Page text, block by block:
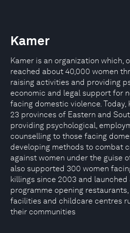
Kamer
Kamer is an organization which,
reached about 40,000 women
raising activities and providing
economic and legal support for
facing domestic violence. Today,
23 provinces of Eastern and
providing psychological,
counselling to those facing
developing methods to combat
against women under the guise
also supported 300 women
killings since 2003 and
programme opening
facilities and childcare centres
their communities